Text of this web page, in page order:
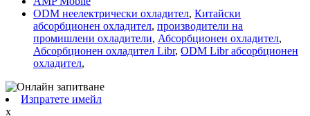
ODM неелектрически охладител, Китайски
абсорбционен охладител, производители на
промишлени охладители, Абсорбционен охладител,
Абсорбционен охладител Libr, ODM Libr абсорбционен
охладител,
Изпратете имейл
x